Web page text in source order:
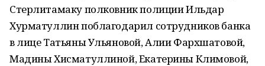
Стерлитамаку полковник полиции Ильдар
Хурматуллин поблагодарил сотрудников банка
в лице Татьяны Ульяновой, Алии Фархшатовой,
Мадины Хисматуллиной, Екатерины Климовой,